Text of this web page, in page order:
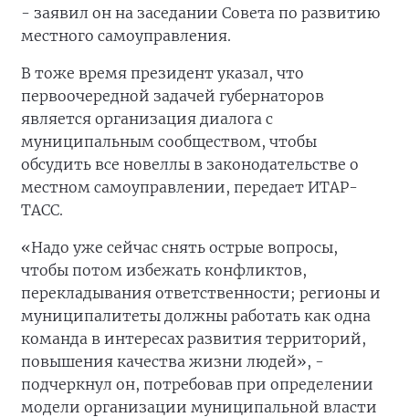
- заявил он на заседании Совета по развитию
местного самоуправления.
В тоже время президент указал, что
первоочередной задачей губернаторов
является организация диалога с
муниципальным сообществом, чтобы
обсудить все новеллы в законодательстве о
местном самоуправлении, передает ИТАР-
ТАСС.
«Надо уже сейчас снять острые вопросы,
чтобы потом избежать конфликтов,
перекладывания ответственности; регионы и
муниципалитеты должны работать как одна
команда в интересах развития территорий,
повышения качества жизни людей», -
подчеркнул он, потребовав при определении
модели организации муниципальной власти